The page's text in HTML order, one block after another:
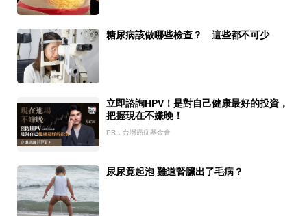
糖尿病該做哪些檢查？ 這些都不可少
立即諮詢HPV！是對自己健康最好的投資，
把握現在不嫌晚！
PR．台灣癌症基金會
尿尿竟起泡 難道腎臟出了毛病？